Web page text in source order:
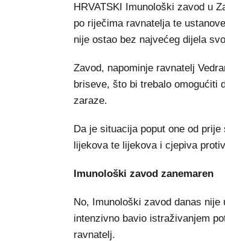
HRVATSKI Imunološki zavod u
po riječima ravnatelja te
nije ostao bez najvećeg dijela
Zavod, napominje ravnatelj
briseve, što bi trebalo omogućiti
zaraze.
Da je situacija poput one od
lijekova te lijekova i cjepiva
Imunološki zavod zanemaren
No, Imunološki zavod danas
intenzivno bavio istraživanjem
ravnatelj.